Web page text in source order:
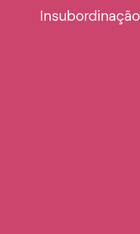
Insubordinação